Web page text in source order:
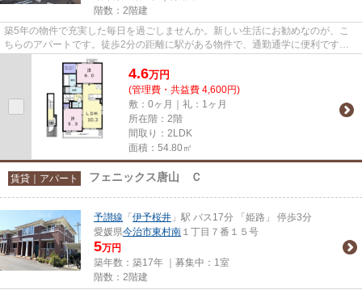
階数：2階建
築5年の物件で充実した毎日を過ごしませんか。新しい生活にお勧めなのが、こ
ちらのアパートです。徒歩2分の距離に駅がある物件で、通勤通学に便利です。
あなたにとって快適な物件を探...
4.6万円
(管理費・共益費 4,600円)
敷：0ヶ月｜礼：1ヶ月
所在階：2階
間取り：2LDK
面積：54.80㎡
賃貸｜アパート フェニックス唐山 Ｃ
予讃線 「 伊予桜井 」駅 バス17分 「姫路」 停歩3分
愛媛県今治市東村南 １丁目７番１５号
5万円
築年数：築17年 ｜募集中： 1室
階数：2階建